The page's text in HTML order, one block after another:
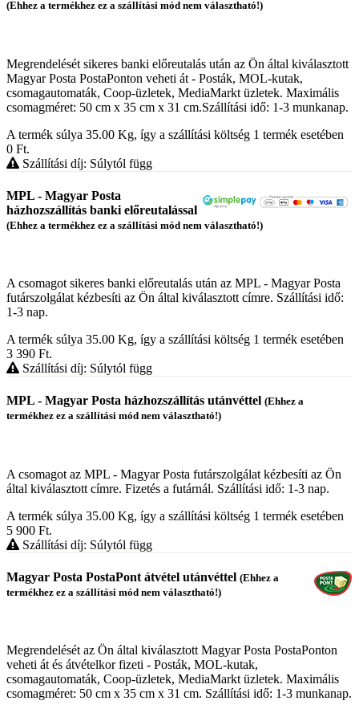
(Ehhez a termékhez ez a szállítási mód nem választható!)
Megrendelését sikeres banki előreutalás után az Ön által kiválasztott
Magyar Posta PostaPonton veheti át - Posták, MOL-kutak,
csomagautomaták, Coop-üzletek, MediaMarkt üzletek. Maximális
csomagméret: 50 cm x 35 cm x 31 cm.Szállítási idő: 1-3 munkanap.
A termék súlya 35.00 Kg, így a szállítási költség 1 termék esetében
0 Ft.
Szállítási díj: Súlytól függ
MPL - Magyar Posta
házhozszállítás banki előreutalással
(Ehhez a termékhez ez a szállítási mód nem választható!)
A csomagot sikeres banki előreutalás után az MPL - Magyar Posta
futárszolgálat kézbesíti az Ön által kiválasztott címre. Szállítási idő:
1-3 nap.
A termék súlya 35.00 Kg, így a szállítási költség 1 termék esetében
3 390 Ft.
Szállítási díj: Súlytól függ
MPL - Magyar Posta házhozszállítás utánvéttel (Ehhez a
termékhez ez a szállítási mód nem választható!)
A csomagot az MPL - Magyar Posta futárszolgálat kézbesíti az Ön
által kiválasztott címre. Fizetés a futárnál. Szállítási idő: 1-3 nap.
A termék súlya 35.00 Kg, így a szállítási költség 1 termék esetében
5 900 Ft.
Szállítási díj: Súlytól függ
Magyar Posta PostaPont átvétel utánvéttel (Ehhez a
termékhez ez a szállítási mód nem választható!)
Megrendelését az Ön által kiválasztott Magyar Posta PostaPonton
veheti át és átvételkor fizeti - Posták, MOL-kutak,
csomagautomaták, Coop-üzletek, MediaMarkt üzletek. Maximális
csomagméret: 50 cm x 35 cm x 31 cm. Szállítási idő: 1-3 munkanap.